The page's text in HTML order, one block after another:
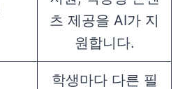
츠 제공을 AI가 지
원합니다.
학생마다 다른 필